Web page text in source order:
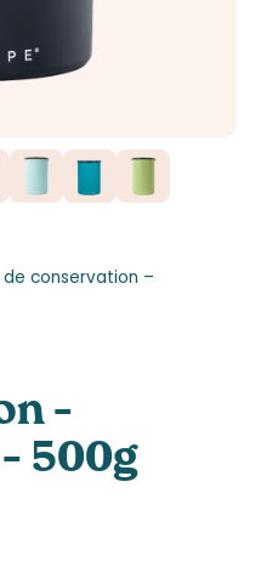
conservation –
–
500g